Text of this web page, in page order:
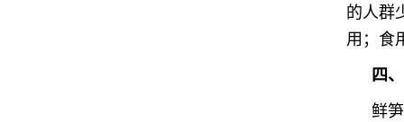
的人群
用；食
四
鲜